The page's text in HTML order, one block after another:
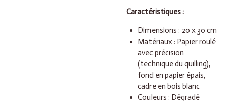
Caractéristiques :
Dimensions : 20 x 30 cm
Matériaux : Papier roulé
avec précision
(technique du quilling),
fond en papier épais,
cadre en bois blanc
Couleurs : Dégradé